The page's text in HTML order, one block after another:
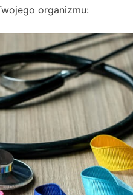
organizmu: